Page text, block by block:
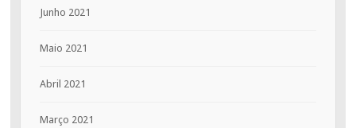
Junho 2021
Maio 2021
Abril 2021
Março 2021